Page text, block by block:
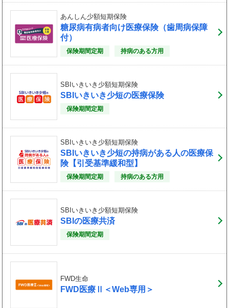
あんしん少額短期保険
糖尿病有病者向け医療保険（歯周病保障
付）
保険期間定期 持病のある方用
SBIいきいき少額短期保険
SBIいきいき少短の医療保険
保険期間定期
SBIいきいき少額短期保険
SBIいきいき少短の持病がある人の医療保
険【引受基準緩和型】
保険期間定期 持病のある方用
SBIいきいき少額短期保険
SBIの医療共済
保険期間定期
FWD生命
FWD医療Ⅱ＜Web専用＞